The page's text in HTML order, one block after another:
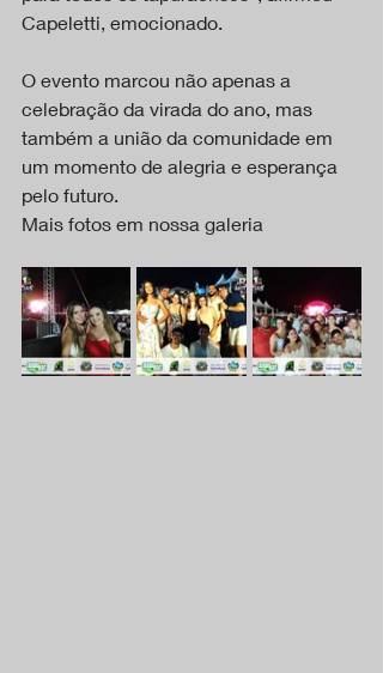
Capeletti, emocionado.
O evento marcou não apenas a
celebração da virada do ano, mas
também a união da comunidade em
um momento de alegria e esperança
pelo futuro.
Mais fotos em nossa galeria